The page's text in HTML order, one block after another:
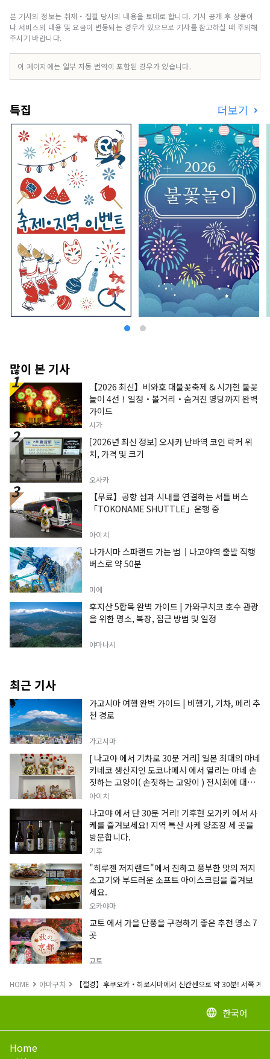
대자연을 대만끽해 본다. 당신이 끌리는 장소를 방
문하면, 마음껏 보고, 느끼고, 체험해 보세요. 당신
본 기사의 정보는 취재・집필 당시의 내용을 토대로 합니다. 기사 공개 후 상품이
나 서비스의 내용 및 요금이 변동되는 경우가 있으므로 기사를 참고하실 때 주의해
주시기 바랍니다.
이 페이지에는 일부 자동 번역이 포함된 경우가 있습니다.
특집 더보기
많이 본 기사
【2026 최신】비와호 대불꽃축제 & 시가현 불꽃
놀이 4선！일정・볼거리・숨겨진 명당까지 완벽
가이드
시가
[2026년 최신 정보] 오사카 난바역 코인 락커 위
치, 가격 및 크기
오사카
【무료】공항 섬과 시내를 연결하는 셔틀 버스
「TOKONAME SHUTTLE」운행 중
아이치
나가시마 스파랜드 가는 법｜나고야역 출발 직행
버스로 약 50분
미에
후지산 5합목 완벽 가이드 | 가와구치코 호수 관광
을 위한 명소, 복장, 접근 방법 및 일정
야마나시
최근 기사
가고시마 여행 완벽 가이드 | 비행기, 기차, 페리 추
천 경로
가고시마
[ 나고야 에서 기차로 30분 거리] 일본 최대의 마네
키네코 생산지인 도코나메시 에서 열리는 마네 손
짓하는 고양이( 손짓하는 고양이 ) 전시회에 대한
정보입니다.
아이치
나고야 에서 단 30분 거리! 기후현 오가키 에서 사
케를 즐겨보세요! 지역 특산 사케 양조장 세 곳을
방문합니다.
기후
"히루젠 저지랜드"에서 진하고 풍부한 맛의 저지
소고기와 부드러운 소프트 아이스크림을 즐겨보
세요.
오카야마
교토 에서 가을 단풍을 구경하기 좋은 추천 명소 7
곳
교토
HOME 야마구치 【절경】후쿠오카・히로시마에서 신칸센으로 약 30분! 서쪽 게
language 한국어
Home